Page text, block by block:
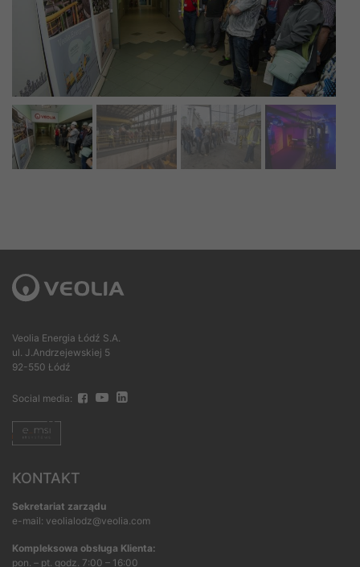
Veolia Energia Łódź S.A.
ul. J.Andrzejewskiej 5
92-550 Łódź
Social media:
KONTAKT
Sekretariat zarządu
e-mail: veolialodz@veolia.com
Kompleksowa obsługa Klienta:
pon. – pt. godz. 7:00 – 16:00